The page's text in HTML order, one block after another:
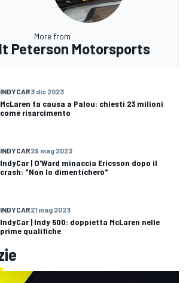
More from
Peterson Motorsports
INDYCAR3 dic 2023
McLaren fa causa a Palou: chiesti 23 milioni
come risarcimento
INDYCAR29 mag 2023
IndyCar | O'Ward minaccia Ericsson dopo il
crash: "Non lo dimenticherò"
INDYCAR21 mag 2023
IndyCar | Indy 500: doppietta McLaren nelle
prime qualifiche